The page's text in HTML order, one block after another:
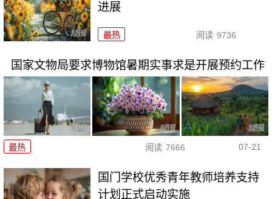
进展
最热 阅读 9736
国家文物局要求博物馆暑期实事求是开展预约工作
最热 阅读 7666 07-21
国门学校优秀青年教师培养支持
计划正式启动实施